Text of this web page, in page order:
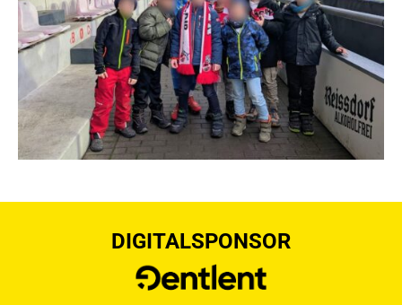
DIGITALSPONSOR